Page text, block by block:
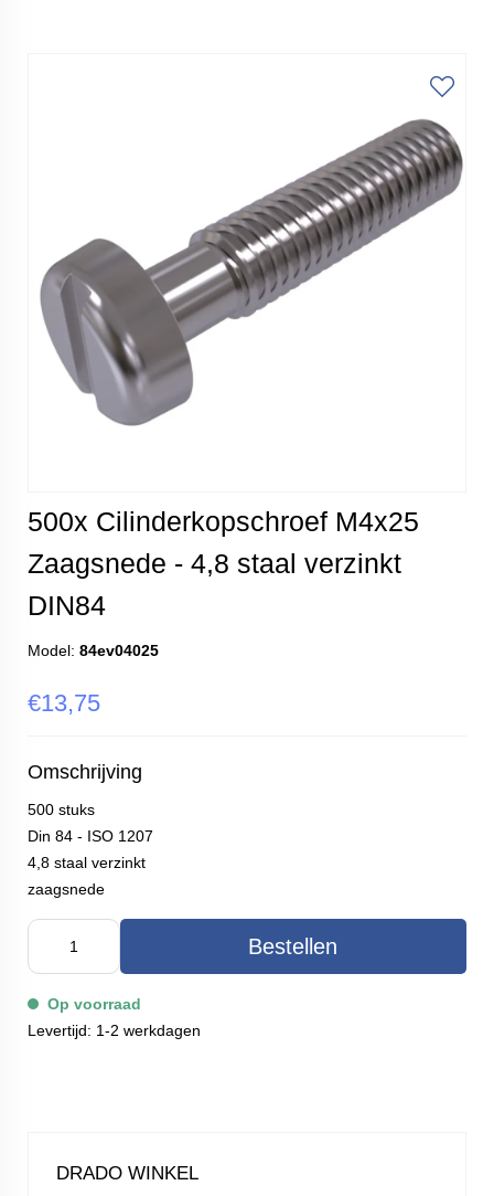
500x Cilinderkopschroef M4x25
Zaagsnede - 4,8 staal verzinkt
DIN84
Model: 84ev04025
€13,75
Omschrijving
500 stuks
Din 84 - ISO 1207
4,8 staal verzinkt
zaagsnede
Bestellen
Op voorraad
Levertijd: 1-2 werkdagen
DRADO WINKEL